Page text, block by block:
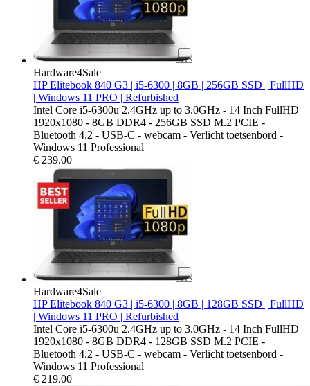
Hardware4Sale
HP Elitebook 840 G3 | i5-6300 | 8GB | 256GB SSD | FullHD
| Windows 11 PRO | Refurbished
Intel Core i5-6300u 2.4GHz up to 3.0GHz - 14 Inch FullHD
1920x1080 - 8GB DDR4 - 256GB SSD M.2 PCIE -
Bluetooth 4.2 - USB-C - webcam - Verlicht toetsenbord -
Windows 11 Professional
€ 239.00
Hardware4Sale
HP Elitebook 840 G3 | i5-6300 | 8GB | 128GB SSD | FullHD
| Windows 11 PRO | Refurbished
Intel Core i5-6300u 2.4GHz up to 3.0GHz - 14 Inch FullHD
1920x1080 - 8GB DDR4 - 128GB SSD M.2 PCIE -
Bluetooth 4.2 - USB-C - webcam - Verlicht toetsenbord -
Windows 11 Professional
€ 219.00